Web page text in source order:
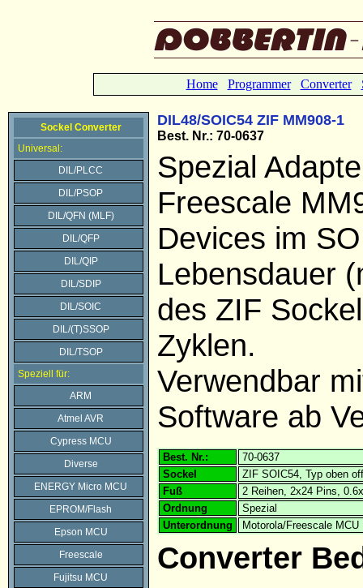
Home Programmer Converter
Sockel Converter
Universal:
DIL/PLCC
DIL/PSOP
DIL/QFN (MLF)
DIL/QFP
DIL/QIP
DIL/SDIP
DIL/SOIC
DIL/(T)SSOP
DIL/TSOP
Speziell für:
ARM
Atmel AVR
Cypress MCU
Diverse
ENERGY Micro MCU
EPROM/Flash
Epson MCU
Freescale
Fujitsu MCU
DIL48/SOIC54 ZIF MM908-1
Best. Nr.: 70-0637
Spezial
Freescale
Devices im
Lebensdauer
des ZIF
Zyklen.
Verwendbar
Software ab
Best. Nr.:
70-0637
Sockel
ZIF SOIC54, Typ oben
Fuß
2 Reihen, 2x24 Pins,
Ordnung
Spezial
Unterordnung
Motorola/Freescale MCU
Converter